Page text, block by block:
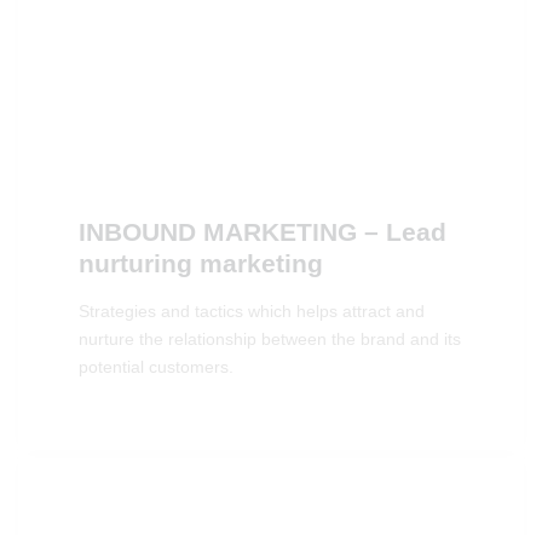
INBOUND MARKETING – Lead
nurturing marketing
Strategies and tactics which helps attract and
nurture the relationship between the brand and its
potential customers.